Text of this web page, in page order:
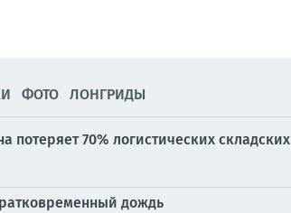
ФОТО ЛОНГРИДЫ
потеряет 70% логистических
дождь